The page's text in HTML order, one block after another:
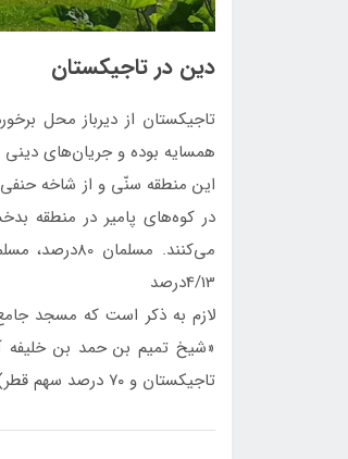
دین در تاجیکستان
تاجیکستان از دیرباز محل
همسایه بوده و جریان‌های دینی
این منطقه سنّی و از شاخه حنفی
در کو‌ه‌های پامیر در منطقه
4/13درصد
لازم به ذکر است که مسجد
تاجیکستان و ۷۰ درصد سهم قطر) ساخته شده و یکی از بزرگترین مساجد آسیای مرکزی به شمار می‌رود.